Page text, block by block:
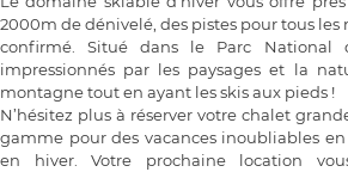
2000m de dénivelé, des pistes pour tous
confirmé. Situé dans le Parc National
impressionnés par les paysages et la
montagne tout en ayant les skis aux pieds !
N’hésitez plus à réserver votre chalet
gamme pour des vacances inoubliables
en hiver. Votre prochaine location